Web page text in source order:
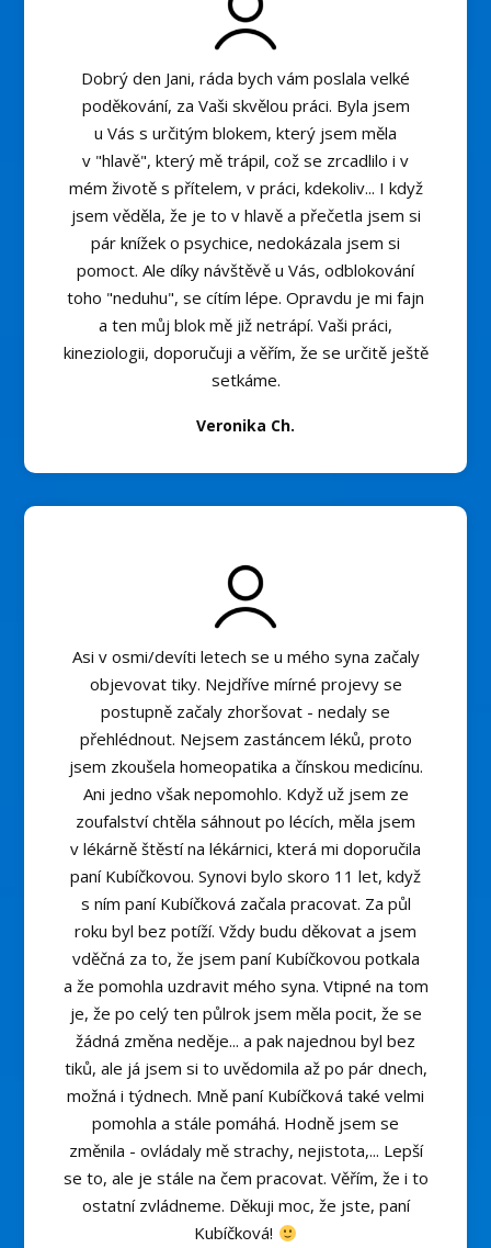
Dobrý den Jani, ráda bych vám poslala velké
poděkování, za Vaši skvělou práci. Byla jsem
u Vás s určitým blokem, který jsem měla
v "hlavě", který mě trápil, což se zrcadlilo i v
mém životě s přítelem, v práci, kdekoliv... I když
jsem věděla, že je to v hlavě a přečetla jsem si
pár knížek o psychice, nedokázala jsem si
pomoct. Ale díky návštěvě u Vás, odblokování
toho "neduhu", se cítím lépe. Opravdu je mi fajn
a ten můj blok mě již netrápí. Vaši práci,
kineziologii, doporučuji a věřím, že se určitě ještě
setkáme.
Veronika Ch.
Asi v osmi/devíti letech se u mého syna začaly
objevovat tiky. Nejdříve mírné projevy se
postupně začaly zhoršovat - nedaly se
přehlédnout. Nejsem zastáncem léků, proto
jsem zkoušela homeopatika a čínskou medicínu.
Ani jedno však nepomohlo. Když už jsem ze
zoufalství chtěla sáhnout po lécích, měla jsem
v lékárně štěstí na lékárnici, která mi doporučila
paní Kubíčkovou. Synovi bylo skoro 11 let, když
s ním paní Kubíčková začala pracovat. Za půl
roku byl bez potíží. Vždy budu děkovat a jsem
vděčná za to, že jsem paní Kubíčkovou potkala
a že pomohla uzdravit mého syna. Vtipné na tom
je, že po celý ten půlrok jsem měla pocit, že se
žádná změna neděje... a pak najednou byl bez
tiků, ale já jsem si to uvědomila až po pár dnech,
možná i týdnech. Mně paní Kubíčková také velmi
pomohla a stále pomáhá. Hodně jsem se
změnila - ovládaly mě strachy, nejistota,... Lepší
se to, ale je stále na čem pracovat. Věřím, že i to
ostatní zvládneme. Děkuji moc, že jste, paní
Kubíčková!